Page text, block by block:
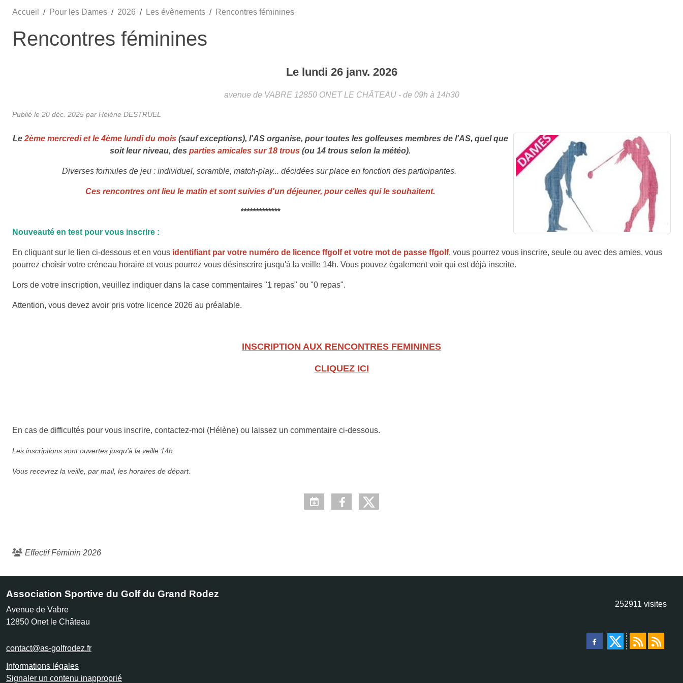
Accueil Pour les Dames 2026 Les évènements Rencontres féminines
Rencontres féminines
Le lundi 26 janv. 2026
avenue de VABRE 12850 ONET LE CHÂTEAU - de 09h à 14h30
Publié le 20 déc. 2025 par Hélène DESTRUEL
Le 2ème mercredi et le 4ème lundi du mois (sauf exceptions), l'AS organise, pour toutes les golfeuses membres de l'AS, quel que
soit leur niveau, des parties amicales sur 18 trous (ou 14 trous selon la météo).
Diverses formules de jeu : individuel, scramble, match-play... décidées sur place en fonction des participantes.
Ces rencontres ont lieu le matin et sont suivies d'un déjeuner, pour celles qui le souhaitent.
*************
Nouveauté en test pour vous inscrire :
En cliquant sur le lien ci-dessous et en vous identifiant par votre numéro de licence ffgolf et votre mot de passe ffgolf, vous pourrez vous inscrire, seule ou avec des amies, vous
pourrez choisir votre créneau horaire et vous pourrez vous désinscrire jusqu'à la veille 14h. Vous pouvez également voir qui est déjà inscrite.
Lors de votre inscription, veuillez indiquer dans la case commentaires "1 repas" ou "0 repas".
Attention, vous devez avoir pris votre licence 2026 au préalable.
INSCRIPTION AUX RENCONTRES FEMININES
CLIQUEZ ICI
En cas de difficultés pour vous inscrire, contactez-moi (Hélène) ou laissez un commentaire ci-dessous.
Les inscriptions sont ouvertes jusqu'à la veille 14h.
Vous recevrez la veille, par mail, les horaires de départ.
Effectif Féminin 2026
Association Sportive du Golf du Grand Rodez
Avenue de Vabre
12850 Onet le Château
contact@as-golfrodez.fr
Informations légales
Signaler un contenu inapproprié
252911 visites